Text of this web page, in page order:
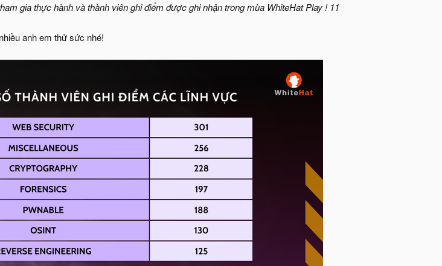
gia thực hành và thành viên ghi điểm được ghi nhận trong mùa WhiteHat Play ! 11
anh em thử sức nhé!​